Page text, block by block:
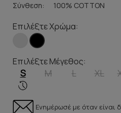
Σύνθεση:
100% COTTON
Επιλέξτε Χρώμα:
Επιλέξτε Μέγεθος:
S M L XL
Ενημέρωσέ με όταν είναι